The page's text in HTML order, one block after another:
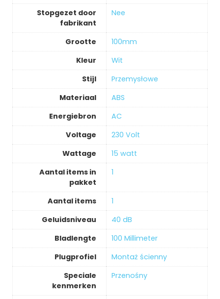
Stopgezet door
fabrikant
‎Nee
Grootte
‎100mm
Kleur
‎Wit
Stijl
‎Przemysłowe
Materiaal
‎ABS
Energiebron
‎AC
Voltage
‎230 Volt
Wattage
‎15 watt
Aantal items in
pakket
‎1
Aantal items
‎1
Geluidsniveau
‎40 dB
Bladlengte
‎100 Millimeter
Plugprofiel
‎Montaż ścienny
Speciale
kenmerken
‎Przenośny